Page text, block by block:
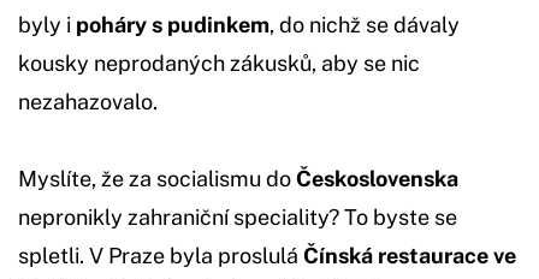
byly i poháry s pudinkem, do nichž se dávaly
kousky neprodaných zákusků, aby se nic
nezahazovalo.
Myslíte, že za socialismu doČeskoslovenska
nepronikly zahraniční speciality? To byste se
spletli. V Praze byla proslulá Čínská restaurace ve